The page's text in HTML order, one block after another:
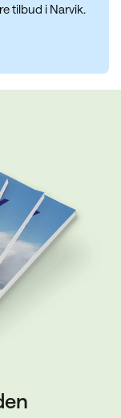
tilbud i Narvik.